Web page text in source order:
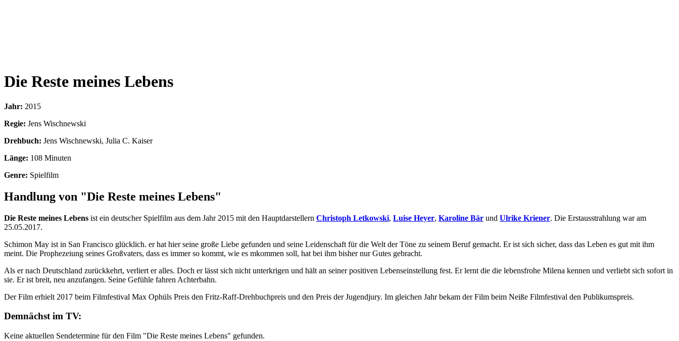
Die Reste meines Lebens
Jahr: 2015
Regie: Jens Wischnewski
Drehbuch: Jens Wischnewski, Julia C. Kaiser
Länge: 108 Minuten
Genre: Spielfilm
Handlung von "Die Reste meines Lebens"
Die Reste meines Lebens ist ein deutscher Spielfilm aus dem Jahr 2015 mit den Hauptdarstellern Christoph Letkowski, Luise Heyer, Karoline Bär und Ulrike Kriener. Die Erstausstrahlung war am
25.05.2017.
Schimon May ist in San Francisco glücklich. er hat hier seine große Liebe gefunden und seine Leidenschaft für die Welt der Töne zu seinem Beruf gemacht. Er ist sich sicher, dass das Leben es gut mit ihm
meint. Die Prophezeiung seines Großvaters, dass es immer so kommt, wie es mkommen soll, hat bei ihm bisher nur Gutes gebracht.
Als er nach Deutschland zurückkehrt, verliert er alles. Doch er lässt sich nicht unterkrigen und hält an seiner positiven Lebenseinstellung fest. Er lernt die die lebensfrohe Milena kennen und verliebt sich sofort in
sie. Er ist breit, neu anzufangen. Seine Gefühle fahren Achterbahn.
Der Film erhielt 2017 beim Filmfestival Max Ophüls Preis den Fritz-Raff-Drehbuchpreis und den Preis der Jugendjury. Im gleichen Jahr bekam der Film beim Neiße Filmfestival den Publikumspreis.
Demnächst im TV:
Keine aktuellen Sendetermine für den Film "Die Reste meines Lebens" gefunden.